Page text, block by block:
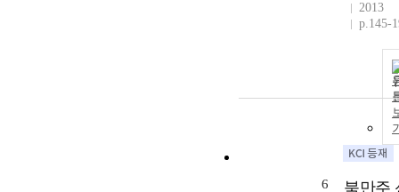
2013
p.145-
6 북만주